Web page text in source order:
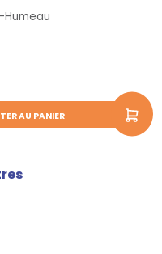
AU PANIER